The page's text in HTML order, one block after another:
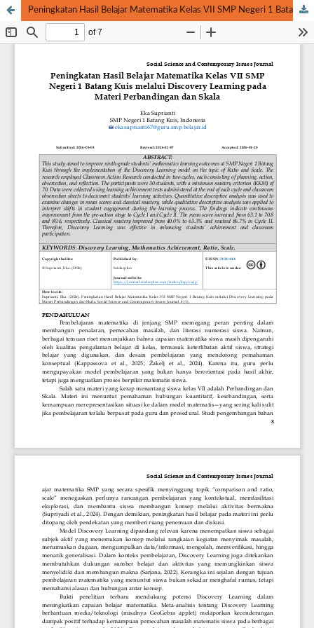
Peningkatan Hasil Belajar Matematika Kelas VII SMP Negeri 1 Batang Kuis melalui Discovery Learning pada Materi Perbandingan dan Skala